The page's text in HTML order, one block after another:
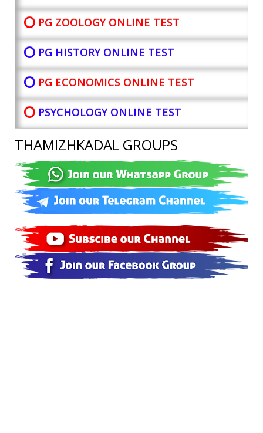
⭕ PG ZOOLOGY ONLINE TEST
⭕ PG HISTORY ONLINE TEST
⭕ PG ECONOMICS ONLINE TEST
⭕ PSYCHOLOGY ONLINE TEST
THAMIZHKADAL GROUPS